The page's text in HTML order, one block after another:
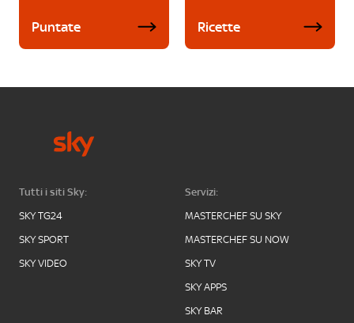
Puntate Ricette
Tutti i siti Sky:
SKY TG24
SKY SPORT
SKY VIDEO
Servizi:
MASTERCHEF SU SKY
MASTERCHEF SU NOW
SKY TV
SKY APPS
SKY BAR